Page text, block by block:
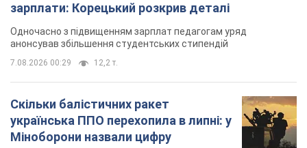
зарплати: Корецький розкрив деталі
Одночасно з підвищенням зарплат педагогам уряд
анонсував збільшення студентських стипендій
7.08.2026 00:29 12,2 т.
Скільки балістичних ракет
українська ППО перехопила в липні: у
Міноборони назвали цифру